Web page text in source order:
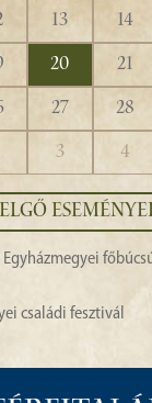
13 14
20 21
27 28
3 4
családi fesztivál